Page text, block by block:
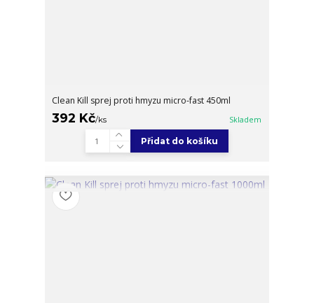
Clean Kill sprej proti hmyzu micro-fast 450ml
392 Kč/ks Skladem
Přidat do košíku